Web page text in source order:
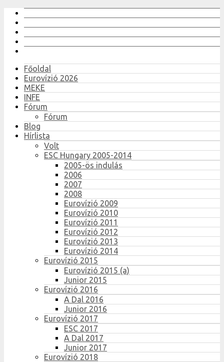
Főoldal
Eurovízió 2026
MEKE
INFE
Fórum
Fórum
Blog
Hírlista
Volt
ESC Hungary 2005-2014
2005-ös indulás
2006
2007
2008
Eurovízió 2009
Eurovízió 2010
Eurovízió 2011
Eurovízió 2012
Eurovízió 2013
Eurovízió 2014
Eurovízió 2015
Eurovízió 2015 (a)
Junior 2015
Eurovízió 2016
A Dal 2016
Junior 2016
Eurovízió 2017
ESC 2017
A Dal 2017
Junior 2017
Eurovízió 2018